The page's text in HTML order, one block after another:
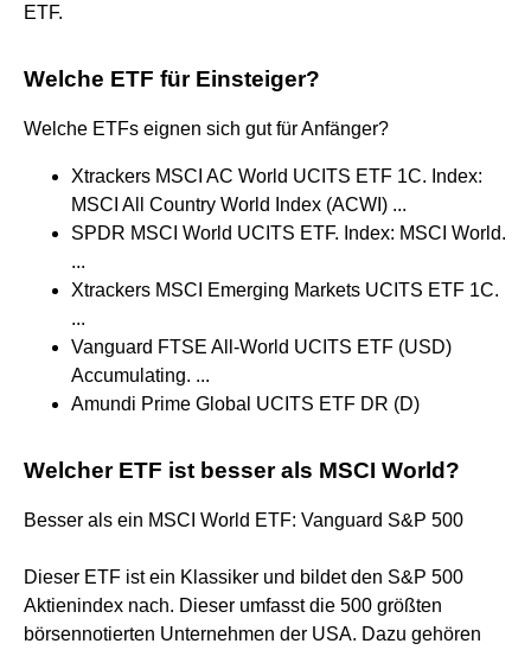
ETF.
Welche ETF für Einsteiger?
Welche ETFs eignen sich gut für Anfänger?
Xtrackers MSCI AC World UCITS ETF 1C. Index:
MSCI All Country World Index (ACWI) ...
SPDR MSCI World UCITS ETF. Index: MSCI World.
...
Xtrackers MSCI Emerging Markets UCITS ETF 1C.
...
Vanguard FTSE All-World UCITS ETF (USD)
Accumulating. ...
Amundi Prime Global UCITS ETF DR (D)
Welcher ETF ist besser als MSCI World?
Besser als ein MSCI World ETF: Vanguard S&P 500
Dieser ETF ist ein Klassiker und bildet den S&P 500
Aktienindex nach. Dieser umfasst die 500 größten
börsennotierten Unternehmen der USA. Dazu gehören